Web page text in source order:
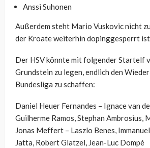
Anssi Suhonen
Außerdem steht Mario Vuskovic nicht
der Kroate weiterhin dopinggesperrt
Der HSV könnte mit folgender Startelf
Grundstein zu legen, endlich den
Bundesliga zu schaffen:
Daniel Heuer Fernandes – Ignace van
Guilherme Ramos, Stephan Ambrosius,
Jonas Meffert – Laszlo Benes,
Jatta, Robert Glatzel, Jean-Luc Dompé